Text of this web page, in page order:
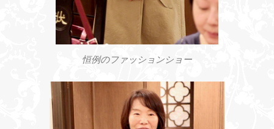
恒例のファッションショー